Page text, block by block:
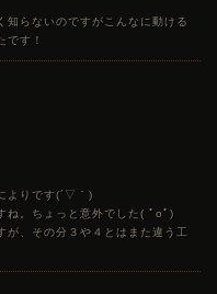
知らないのですがこんなに動ける
です！
よりです(´▽｀)
ね。ちょっと意外でした( ﾟoﾟ)
が、その分３や４とはまた違う工